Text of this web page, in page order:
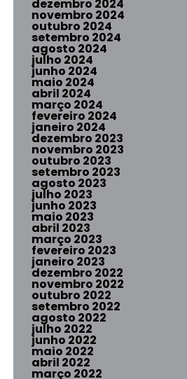
dezembro 2024
novembro 2024
outubro 2024
setembro 2024
agosto 2024
julho 2024
junho 2024
maio 2024
abril 2024
março 2024
fevereiro 2024
janeiro 2024
dezembro 2023
novembro 2023
outubro 2023
setembro 2023
agosto 2023
julho 2023
junho 2023
maio 2023
abril 2023
março 2023
fevereiro 2023
janeiro 2023
dezembro 2022
novembro 2022
outubro 2022
setembro 2022
agosto 2022
julho 2022
junho 2022
maio 2022
abril 2022
março 2022